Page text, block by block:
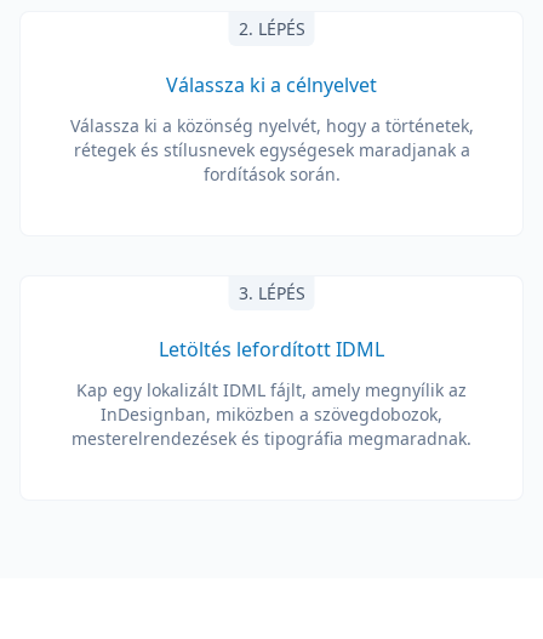
2. LÉPÉS
Válassza ki a célnyelvet
Válassza ki a közönség nyelvét, hogy a történetek,
rétegek és stílusnevek egységesek maradjanak a
fordítások során.
3. LÉPÉS
Letöltés lefordított IDML
Kap egy lokalizált IDML fájlt, amely megnyílik az
InDesignban, miközben a szövegdobozok,
mesterelrendezések és tipográfia megmaradnak.